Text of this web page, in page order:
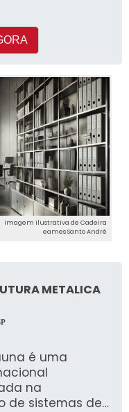
Imagem ilustrativa de Cadeira
eames Santo André
METALICA
é uma
na
de sistemas de